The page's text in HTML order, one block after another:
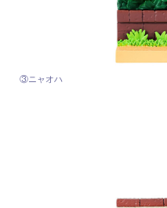
③ニャオハ